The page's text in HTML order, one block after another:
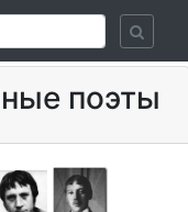
поэты